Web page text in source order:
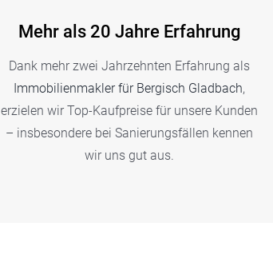
Mehr als 20 Jahre Erfahrung
Dank mehr zwei Jahrzehnten Erfahrung als
Immobilienmakler für Bergisch Gladbach,
erzielen wir Top-Kaufpreise für unsere Kunden
– insbesondere bei Sanierungsfällen kennen
wir uns gut aus.